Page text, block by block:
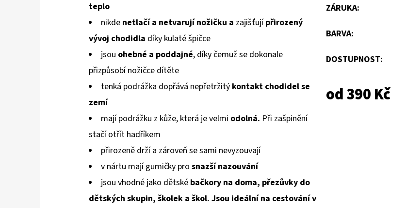
0,0
5
hvězdiček.
teplo
nikde netlačí a netvarujínožičku a zajišťujípřirozený
vývoj chodidla díky kulaté špičce
jsou ohebné a poddajné, díky čemuž se dokonale
přizpůsobínožičce dítěte
tenká podrážka dopřává nepřetržitý kontakt chodidelse
zemí
mají podrážku z kůže, která je velmi odolná. Při zašpinění
stačí otřít hadříkem
přirozeně drží a zároveň se sami nevyzouvají
v nártu mají gumičky pro snazší nazouvání
jsou vhodné jako dětské bačkory na doma, přezůvky do
dětských skupin, školek a škol. Jsou ideální na cestování v
ZÁRUKA:
BARVA:
DOSTUPNOST:
od390 Kč